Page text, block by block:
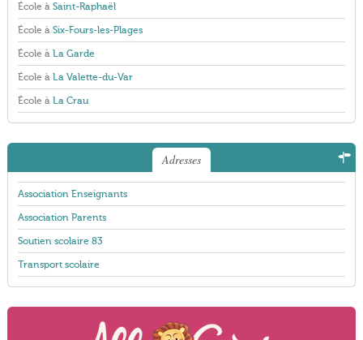
École à Saint-Raphaël
École à Six-Fours-les-Plages
École à La Garde
École à La Valette-du-Var
École à La Crau
Adresses
Association Enseignants
Association Parents
Soutien scolaire 83
Transport scolaire